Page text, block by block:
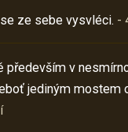
ze sebe vysvléci. -
především v
jediným mostem